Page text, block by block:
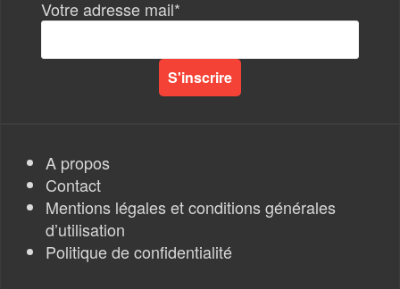
Votre adresse mail*
A propos
Contact
Mentions légales et conditions générales
d’utilisation
Politique de confidentialité